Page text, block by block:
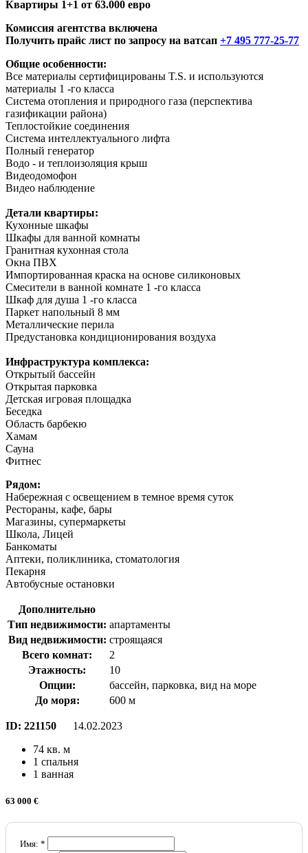
Квартиры 1+1 от 63.000 евро
Комиссия агентства включена
Получить прайс лист по запросу на ватсап +7 495 777-25-77
Общие особенности:
Все материалы сертифицированы T.S. и используются
материалы 1 -го класса
Система отопления и природного газа (перспектива
газификации района)
Теплостойкие соединения
Система интеллектуального лифта
Полный генератор
Водо - и теплоизоляция крыш
Видеодомофон
Видео наблюдение
Детали квартиры:
Кухонные шкафы
Шкафы для ванной комнаты
Гранитная кухонная стола
Окна ПВХ
Импортированная краска на основе силиконовых
Смесители в ванной комнате 1 -го класса
Шкаф для душа 1 -го класса
Паркет напольный 8 мм
Металлические перила
Предустановка кондиционирования воздуха
Инфраструктура комплекса:
Открытый бассейн
Открытая парковка
Детская игровая площадка
Беседка
Область барбекю
Хамам
Сауна
Фитнес
Рядом:
Набережная с освещением в темное время суток
Рестораны, кафе, бары
Магазины, супермаркеты
Школа, Лицей
Банкоматы
Аптеки, поликлиника, стоматология
Пекарня
Автобусные остановки
Дополнительно
Тип недвижимости: апартаменты
Вид недвижимости: строящаяся
Всего комнат:
2
Этажность:
10
Опции:
бассейн, парковка, вид на море
До моря:
600 м
ID: 221150
14.02.2023
74 кв. м
1 спальня
1 ванная
63 000 €
Имя: *